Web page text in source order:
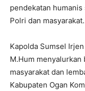
pendekatan
Polri dan masyarakat.
Kapolda Sumsel
M.Hum menyalurkan
masyarakat dan
Kabupaten Ogan